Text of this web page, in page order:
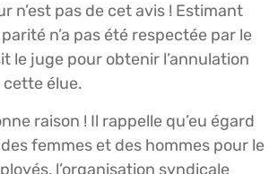
n’est pas de cet avis ! Estimant
n’a pas été respectée par le
le juge pour obtenir l’annulation
cette élue.
raison ! Il rappelle qu’eu égard
femmes et des hommes pour le
l’organisation syndicale